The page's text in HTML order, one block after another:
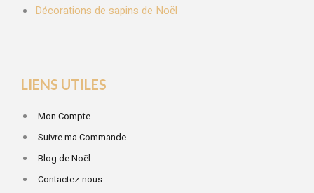
Décorations de sapins de Noël
LIENS UTILES
Mon Compte
Suivre ma Commande
Blog de Noël
Contactez-nous